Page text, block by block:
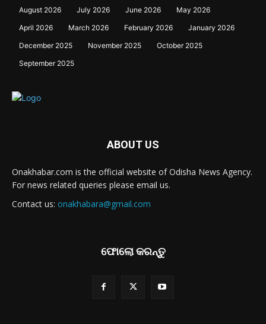
August 2026 July 2026 June 2026
May 2026
April 2026
March 2026 February 2026
January 2026
December 2025
November 2025
October 2025
September 2025
ABOUT US
Onakhabar.com is the official website of Odisha News Agency.
For news related queries please email us.
Contact us: onakhabara@gmail.com
ଫୋଲୋ କରନ୍ତୁ